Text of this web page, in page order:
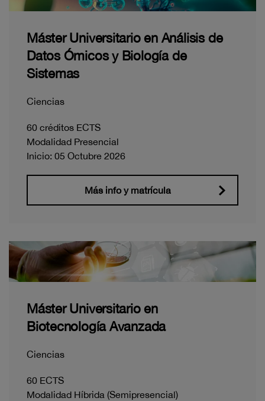
Máster Universitario en Análisis de
Datos Ómicos y Biología de
Sistemas
Ciencias
60 créditos ECTS
Modalidad Presencial
Inicio: 05 Octubre 2026
Más info y matrícula
Máster Universitario en
Biotecnología Avanzada
Ciencias
60 ECTS
Modalidad Híbrida (Semipresencial)